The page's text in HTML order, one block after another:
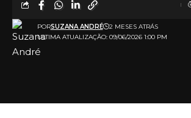
ULTIMA ATUALIZAÇÃO: 09/06/2026 1:00 PM
PORSUZANA ANDRÉ 2 MESES ATRÁS